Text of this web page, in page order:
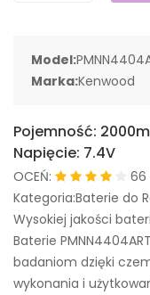
Model:
Marka:Kenwood
Pojemność:
Napięcie: 7.4V
OCEŃ:
66
Kategoria:Baterie do
Wysokiej jakości
Baterie
badaniom dzięki
wykonania i